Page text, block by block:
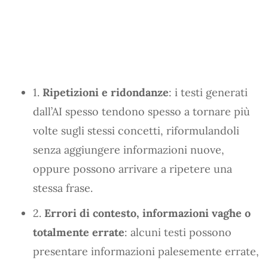
1. Ripetizioni e ridondanze: i testi generati
dall’AI spesso tendono spesso a tornare più
volte sugli stessi concetti, riformulandoli
senza aggiungere informazioni nuove,
oppure possono arrivare a ripetere una
stessa frase.
2. Errori di contesto, informazioni vaghe o
totalmente errate: alcuni testi possono
presentare informazioni palesemente errate,